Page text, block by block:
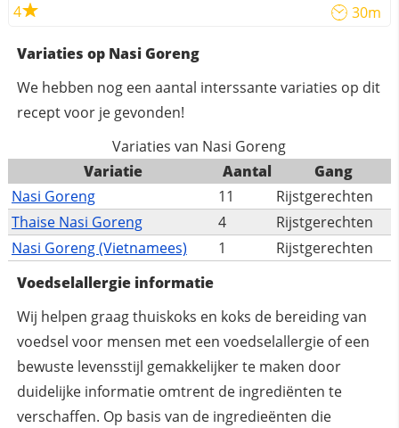
4 30m
Variaties op Nasi Goreng
We hebben nog een aantal interssante variaties op dit
recept voor je gevonden!
Variaties van Nasi Goreng
Variatie
Aantal
Gang
Nasi Goreng
11
Rijstgerechten
Thaise Nasi Goreng
4
Rijstgerechten
Nasi Goreng (Vietnamees)
1
Rijstgerechten
Voedselallergie informatie
Wij helpen graag thuiskoks en koks de bereiding van
voedsel voor mensen met een voedselallergie of een
bewuste levensstijl gemakkelijker te maken door
duidelijke informatie omtrent de ingrediënten te
verschaffen. Op basis van de ingredieënten die